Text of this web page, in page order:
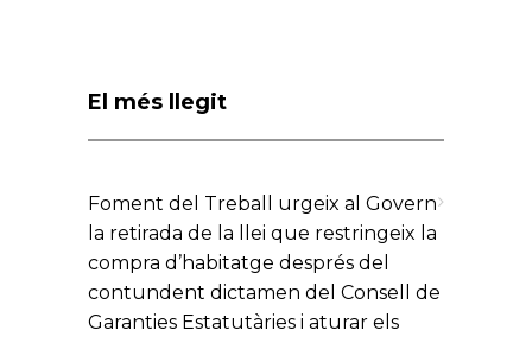
El més llegit
Foment del Treball urgeix al Govern
la retirada de la llei que restringeix la
compra d’habitatge després del
contundent dictamen del Consell de
Garanties Estatutàries i aturar els